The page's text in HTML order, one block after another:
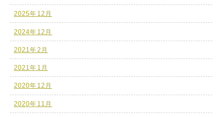
2025年12月
2024年12月
2021年2月
2021年1月
2020年12月
2020年11月